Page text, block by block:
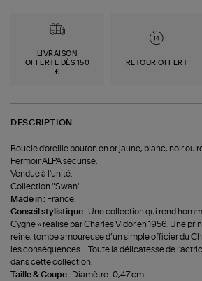
LIVRAISON
OFFERTE DÈS 150
€
RETOUR OFFERT
DESCRIPTION
Boucle d'oreille bouton en or jaune, blanc, noir ou
Fermoir ALPA sécurisé.
Vendue à l'unité.
Collection "Swan".
Made in : France.
Conseil stylistique : Une collection qui rend
Cygne » réalisé par Charles Vidor en 1956. Une
reine, tombe amoureuse d’un simple officier du
les conséquences… Toute la délicatesse de
dans cette collection.
Taille & Coupe : Diamètre : 0,47 cm.